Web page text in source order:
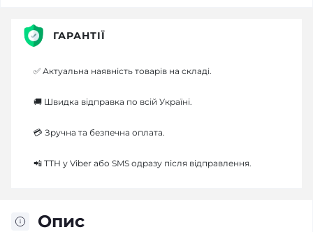
Опис
ГАРАНТІЇ
✅ Актуальна наявність товарів на складі.
🚚 Швидка відправка по всій Україні.
💳 Зручна та безпечна оплата.
📲 ТТН у Viber або SMS одразу після відправлення.